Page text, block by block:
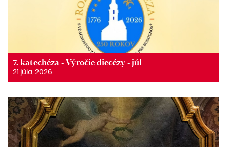
7. katechéza - Výročie diecézy - júl
21 júla, 2026